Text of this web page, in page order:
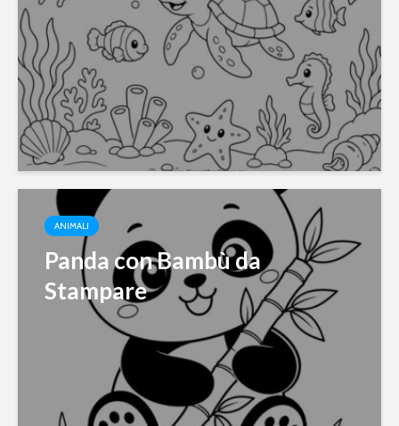
ANIMALI
Panda con Bambù da
Stampare